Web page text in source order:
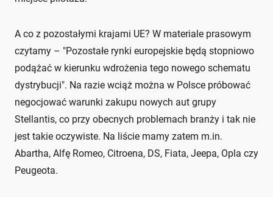
A co z pozostałymi krajami UE? W materiale prasowym
czytamy – "Pozostałe rynki europejskie będą stopniowo
podążać w kierunku wdrożenia tego nowego schematu
dystrybucji". Na razie wciąż można w Polsce próbować
negocjować warunki zakupu nowych aut grupy
Stellantis, co przy obecnych problemach branży i tak nie
jest takie oczywiste. Na liście mamy zatem m.in.
Abartha, Alfę Romeo, Citroena, DS, Fiata, Jeepa, Opla czy
Peugeota.